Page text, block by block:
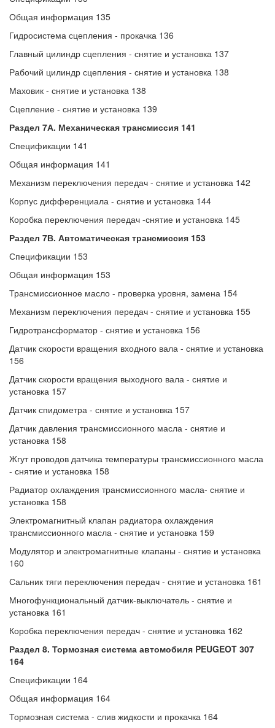
Общая информация 135
Гидросистема сцепления - прокачка 136
Главный цилиндр сцепления - снятие и установка 137
Рабочий цилиндр сцепления - снятие и установка 138
Маховик - снятие и установка 138
Сцепление - снятие и установка 139
Раздел 7А. Механическая трансмиссия 141
Спецификации 141
Общая информация 141
Механизм переключения передач - снятие и установка 142
Корпус дифференциала - снятие и установка 144
Коробка переключения передач -снятие и установка 145
Раздел 7В. Автоматическая трансмиссия 153
Спецификации 153
Общая информация 153
Трансмиссионное масло - проверка уровня, замена 154
Механизм переключения передач - снятие и установка 155
Гидротрансформатор - снятие и установка 156
Датчик скорости вращения входного вала - снятие и установка
156
Датчик скорости вращения выходного вала - снятие и
установка 157
Датчик спидометра - снятие и установка 157
Датчик давления трансмиссионного масла - снятие и
установка 158
Жгут проводов датчика температуры трансмиссионного масла
- снятие и установка 158
Радиатор охлаждения трансмиссионного масла- снятие и
установка 158
Электромагнитный клапан радиатора охлаждения
трансмиссионного масла - снятие и установка 159
Модулятор и электромагнитные клапаны - снятие и установка
160
Сальник тяги переключения передач - снятие и установка 161
Многофункциональный датчик-выключатель - снятие и
установка 161
Коробка переключения передач - снятие и установка 162
Раздел 8. Тормозная система автомобиля PEUGEOT 307
164
Спецификации 164
Общая информация 164
Тормозная система - слив жидкости и прокачка 164